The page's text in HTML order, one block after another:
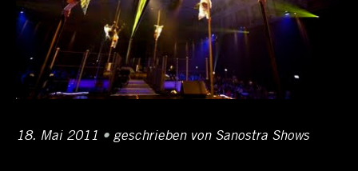
Posted
18. Mai 2011 18.
• Author
geschrieben von Sanostra Shows